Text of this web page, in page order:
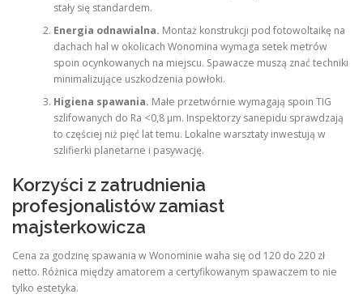
stały się standardem.
Energia odnawialna. Montaż konstrukcji pod fotowoltaikę na
dachach hal w okolicach Wonomina wymaga setek metrów
spoin ocynkowanych na miejscu. Spawacze muszą znać techniki
minimalizujące uszkodzenia powłoki.
Higiena spawania. Małe przetwórnie wymagają spoin TIG
szlifowanych do Ra <0,8 µm. Inspektorzy sanepidu sprawdzają
to częściej niż pięć lat temu. Lokalne warsztaty inwestują w
szlifierki planetarne i pasywację.
Korzyści z zatrudnienia
profesjonalistów zamiast
majsterkowicza
Cena za godzinę spawania w Wonominie waha się od 120 do 220 zł
netto. Różnica między amatorem a certyfikowanym spawaczem to nie
tylko estetyka.